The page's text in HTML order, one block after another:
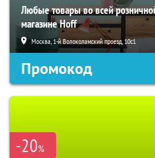
Любые товары во всей
магазине Hoff
Москва, 1-й Волоколамский проезд, 10с1
Промокод
-20%